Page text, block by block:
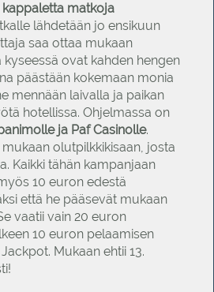
kappaletta matkoja
lähdetään jo ensikuun
saa ottaa mukaan
ovat kahden hengen
päästään kokemaan monia
mennään laivalla ja paikan
hotellissa. Ohjelmassa on
ja Paf Casinolle.
olutpilkkikisaan, josta
Kaikki tähän kampanjaan
10 euron edestä
että he pääsevät mukaan
vaatii vain 20 euron
10 euron pelaamisen
Mukaan ehtii 13.